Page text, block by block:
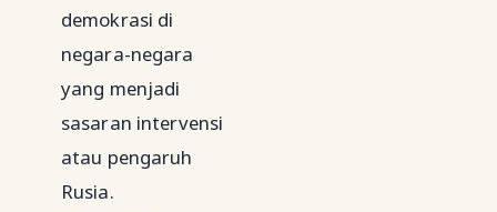
demokrasi di
negara-negara
yang menjadi
sasaran intervensi
atau pengaruh
Rusia.